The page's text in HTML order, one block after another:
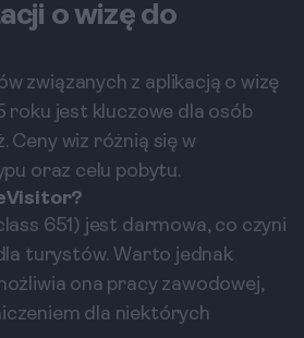
o wizę do
związanych z aplikacją o wizę
roku jest kluczowe dla osób
Ceny wiz różnią się w
oraz celu pobytu.
651) jest darmowa, co czyni
turystów. Warto jednak
ona pracy zawodowej,
dla niektórych